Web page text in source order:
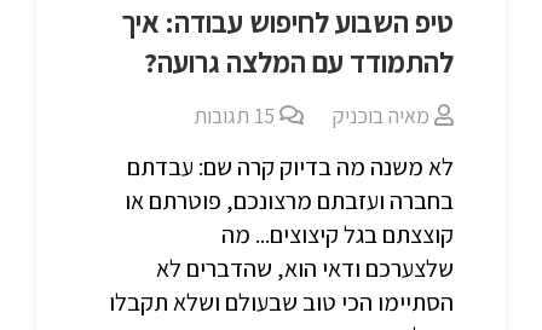
טיפ השבוע לחיפוש עבודה: איך
להתמודד עם המלצה גרועה?
מאיה בוכניק 15 תגובות
לא משנה מה בדיוק קרה שם: עבדתם
בחברה ועזבתם מרצונכם, פוטרתם או
קוצצתם בגל קיצוצים... מה
שלצערכם ודאי הוא, שהדברים לא
הסתיימו הכי טוב שבעולם ושלא תקבלו